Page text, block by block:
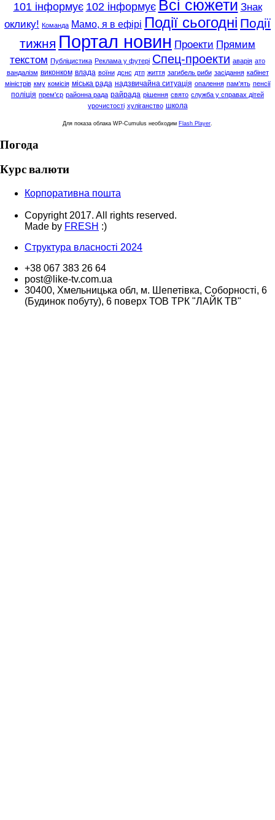
101 інформує 102 інформує Всі сюжети Знак
оклику! Команда Мамо, я в ефірі Події сьогодні Події
тижня Портал новин Проекти Прямим
текстом Публіцистика Реклама у футері Спец-проекти аварія ато
вандалізм виконком влада воїни дснс дтп життя загибель риби засідання кабінет
міністрів кму комісія міська рада надзвичайна ситуація опалення пам'ять пенсії
поліція прем'єр районна рада райрада рішення свято служба у справах дітей
урочистості хуліганство школа
Для показа облака WP-Cumulus необходим Flash Player
Погода
Курс валюти
Корпоративна пошта
Copyright 2017. All rights reserved.
Made by FRESH :)
Структура власності 2024
+38 067 383 26 64
post@like-tv.com.ua
30400, Хмельницька обл, м. Шепетівка, Соборності, 6
(Будинок побуту), 6 поверх ТОВ ТРК "ЛАЙК ТВ"